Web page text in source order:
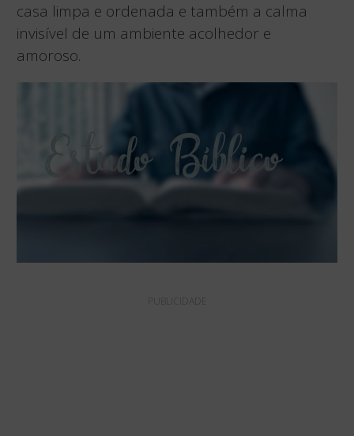
casa limpa e ordenada e também a calma
invisível de um ambiente acolhedor e
amoroso.
PUBLICIDADE